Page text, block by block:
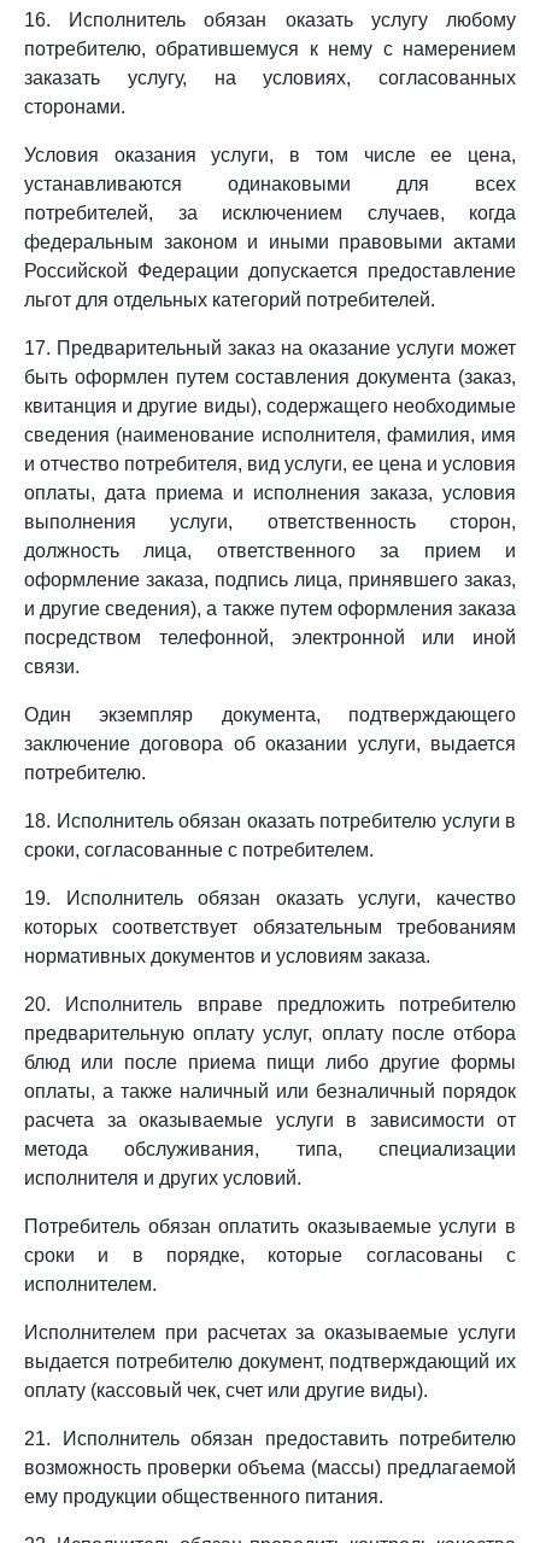
16. Исполнитель обязан оказать услугу любому
потребителю, обратившемуся к нему с намерением
заказать услугу, на условиях, согласованных
сторонами.
Условия оказания услуги, в том числе ее цена,
устанавливаются одинаковыми для всех
потребителей, за исключением случаев, когда
федеральным законом и иными правовыми актами
Российской Федерации допускается предоставление
льгот для отдельных категорий потребителей.
17. Предварительный заказ на оказание услуги может
быть оформлен путем составления документа (заказ,
квитанция и другие виды), содержащего необходимые
сведения (наименование исполнителя, фамилия, имя
и отчество потребителя, вид услуги, ее цена и условия
оплаты, дата приема и исполнения заказа, условия
выполнения услуги, ответственность сторон,
должность лица, ответственного за прием и
оформление заказа, подпись лица, принявшего заказ,
и другие сведения), а также путем оформления заказа
посредством телефонной, электронной или иной
связи.
Один экземпляр документа, подтверждающего
заключение договора об оказании услуги, выдается
потребителю.
18. Исполнитель обязан оказать потребителю услуги в
сроки, согласованные с потребителем.
19. Исполнитель обязан оказать услуги, качество
которых соответствует обязательным требованиям
нормативных документов и условиям заказа.
20. Исполнитель вправе предложить потребителю
предварительную оплату услуг, оплату после отбора
блюд или после приема пищи либо другие формы
оплаты, а также наличный или безналичный порядок
расчета за оказываемые услуги в зависимости от
метода обслуживания, типа, специализации
исполнителя и других условий.
Потребитель обязан оплатить оказываемые услуги в
сроки и в порядке, которые согласованы с
исполнителем.
Исполнителем при расчетах за оказываемые услуги
выдается потребителю документ, подтверждающий их
оплату (кассовый чек, счет или другие виды).
21. Исполнитель обязан предоставить потребителю
возможность проверки объема (массы) предлагаемой
ему продукции общественного питания.